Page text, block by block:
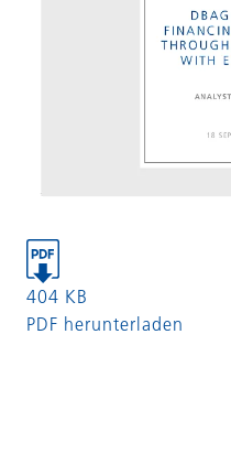
404 KB
PDF herunterladen